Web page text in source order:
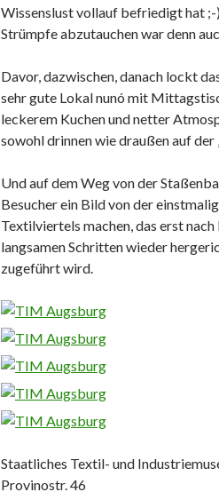
Wissenslust vollauf befriedigt hat ;-
Strümpfe abzutauchen war denn
Davor, dazwischen, danach lockt
sehr gute Lokal nunó mit
leckerem Kuchen und netter
sowohl drinnen wie draußen auf der
Und auf dem Weg von der
Besucher ein Bild von der
Textilviertels machen, das erst
langsamen Schritten wieder
zugeführt wird.
Staatliches Textil- und
Provinostr. 46